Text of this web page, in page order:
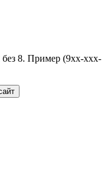
8. Пример (9хх-ххх-